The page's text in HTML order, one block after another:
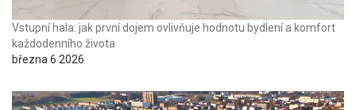
Vstupní hala: jak první dojem ovlivňuje hodnotu bydlení a komfort
každodenního života
března 6 2026